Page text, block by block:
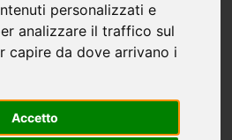
personalizzati e
analizzare il traffico sul
capire da dove arrivano i
Accetto
Nazionale dell'Umbria |